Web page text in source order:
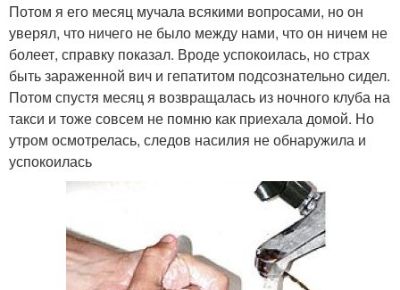
Потом я его месяц мучала всякими вопросами, но он
уверял, что ничего не было между нами, что он ничем не
болеет, справку показал. Вроде успокоилась, но страх
быть зараженной вич и гепатитом подсознательно сидел.
Потом спустя месяц я возвращалась из ночного клуба на
такси и тоже совсем не помню как приехала домой. Но
утром осмотрелась, следов насилия не обнаружила и
успокоилась